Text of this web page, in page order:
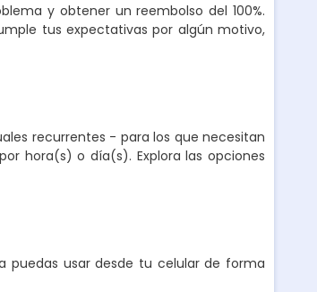
y obtener un reembolso del 100%.
tus expectativas por algún motivo,
recurrentes - para los que necesitan
hora(s) o día(s). Explora las opciones
puedas usar desde tu celular de forma